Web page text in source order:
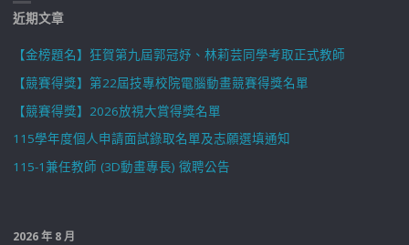
近期文章
【金榜題名】狂賀第九屆郭冠妤、林莉芸同學考取正式教師
【競賽得獎】第22屆技專校院電腦動畫競賽得獎名單
【競賽得獎】2026放視大賞得獎名單
115學年度個人申請面試錄取名單及志願選填通知
115-1兼任教師 (3D動畫專長) 徵聘公告
2026 年 8 月